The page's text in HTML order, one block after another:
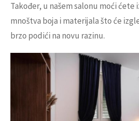
Također, u našem salonu moći ćete
mnoštva boja i materijala što će
brzo podići na novu razinu.